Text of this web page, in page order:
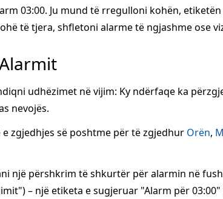
03:00. Ju mund të rregulloni kohën,
të tjera, shfletoni alarme të ngjashme ose
udhëzimet në vijim: Ky ndërfaqe ka
nevojës.
zgjedhjes së poshtme për të zgjedhur Orën,
një përshkrim të shkurtër për alarmin në
– një etiketa e sugjeruar "Alarm për